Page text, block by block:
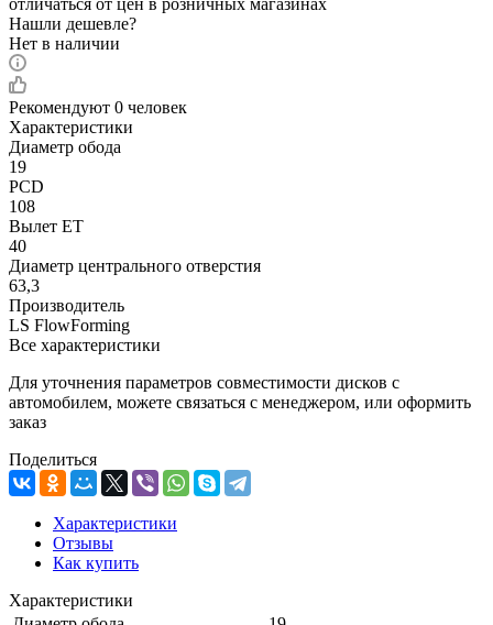
отличаться от цен в розничных магазинах
Нашли дешевле?
Нет в наличии
Рекомендуют 0 человек
Характеристики
Диаметр обода
19
PCD
108
Вылет ET
40
Диаметр центрального отверстия
63,3
Производитель
LS FlowForming
Все характеристики
Для уточнения параметров совместимости дисков с
автомобилем, можете связаться с менеджером, или оформить
заказ
Поделиться
Характеристики
Отзывы
Как купить
Характеристики